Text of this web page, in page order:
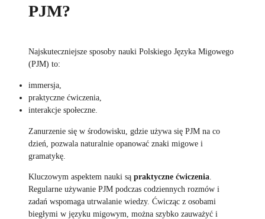
PJM?
Najskuteczniejsze sposoby nauki Polskiego Języka Migowego
(PJM) to:
immersja,
praktyczne ćwiczenia,
interakcje społeczne.
Zanurzenie się w środowisku, gdzie używa się PJM na co
dzień, pozwala naturalnie opanować znaki migowe i
gramatykę.
Kluczowym aspektem nauki są praktyczne ćwiczenia
Regularne używanie PJM podczas codziennych rozmów i
zadań wspomaga utrwalanie wiedzy. Ćwicząc z osobami
biegłymi w języku migowym, można szybko zauważyć i